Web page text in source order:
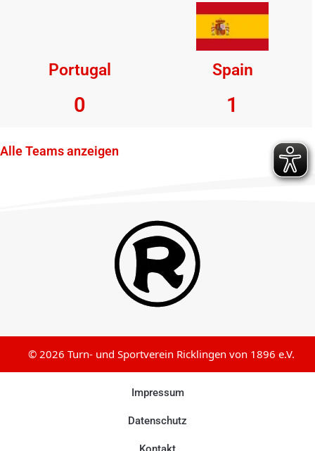
Portugal Spain
0 1
Alle Teams anzeigen
© 2026 Turn- und Sportverein Ricklingen von 1896 e.V.
Impressum
Datenschutz